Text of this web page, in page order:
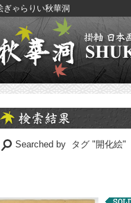
ぎゃらりい秋華洞
Searched by タグ "開化絵"